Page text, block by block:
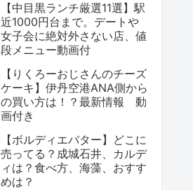
【中目黒ランチ厳選11選】駅
近1000円台まで。デートや
女子会に絶対外さない店、値
段メニュー動画付
【りくろーおじさんのチーズ
ケーキ】伊丹空港ANA側から
の買い方は！？最新情報 動
画付き
【ボルディエバター】どこに
売ってる？成城石井、カルデ
ィは？食べ方、海藻、おすす
めは？